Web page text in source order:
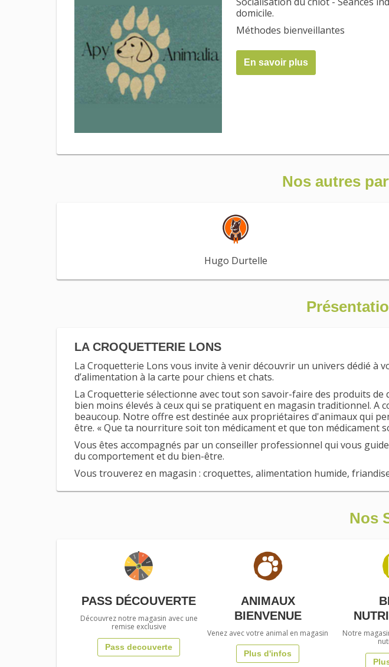
domicile.
Méthodes bienveillantes
En savoir plus
Nos autres
Hugo Durtelle
LA CROQUETTERIE LONS
La Croquetterie Lons vous invite à venir découvrir un univers dédié à
d’alimentation à la carte pour chiens et chats.
La Croquetterie sélectionne avec tout son savoir-faire des produits
bien moins élevés à ceux qui se pratiquent en magasin traditionnel.
beaucoup. Notre offre est destinée aux propriétaires d'animaux qui
être. « Que ta nourriture soit ton médicament et que ton médicament
Vous êtes accompagnés par un conseiller professionnel qui vous
du comportement et du bien-être.
Vous trouverez en magasin : croquettes, alimentation humide,
Nos
PASS DÉCOUVERTE
Découvrez notre magasin avec une
remise exclusive
Pass decouverte
ANIMAUX
BIENVENUE
Venez avec votre animal en magasin
Plus d'infos
Notre